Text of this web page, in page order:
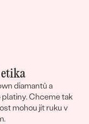
diamantů a
Chceme tak
mohou jít ruku v